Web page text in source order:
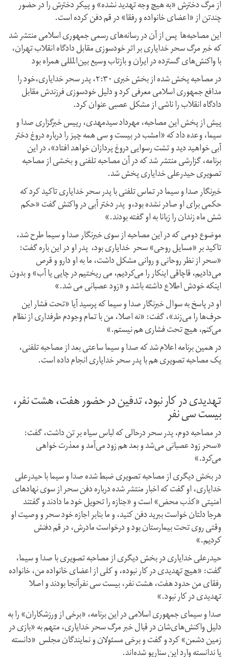
از مرگ دخترش «به هیچ وجه تهدید نشده‌» و پیکر دخترش را در حضور
چندتن از «اعضای خانواده و رفقا» در قم دفن کرده است.
این مصاحبه‌ها پس از آن در رسانه‌های رسمی جمهوری اسلامی منتشر شد
که خبر مرگ سحر خدایاری بر اثر خودسوزی مقابل دادگاه انقلاب تهران،
با واکنش‌های گسترده در ایران و بازتاب وسیع بین‌المللی همراه بود
در مصاحبه پخش شده از بخش خبری ۲:۳۰، پدر سحر خدایاری،خود را
مدافع جمهوری اسلامی معرفی کرد و دلیل خودسوزی فرزندش مقابل
دادگاه انقلاب را ناشی از مشکل عصبی عنوان کرد.
پیش از پخش این مصاحبه، مهرداد سیدمهدی، رییس خبرگزاری صدا و
سیما، وعده داد که «امشب در بیست و سی همه چیز را درباره دروغ دختر
آبی خواهید دید و تشت رسوایی دروغ پردازان خواهد افتاد»، در این
برنامه، گزارشی منتشر شد که در آن مصاحبه تلفنی و بخشی از مصاحبه
تصویری حیدرعلی خدایاری پخش شد.
خبرنگار صدا و سیما در تماس تلفنی با پدر سحر خدایاری تاکید کرد که
حکمی برای او صادر نشده بود،و پدر دختر آبی در واکنش گفت «حکم
شش ماه زندان را زبانا به او گفته بودند.»
موضوع دومی که در این مصاحبه از سوی خبرنگار صدا و سیما طرح شد،
تاکید بر «مسایل روحی» سحر خدایاری بود، پدر او در این باره گفت:
«سحر از نظر روحانی و روانی مشکل داشت، ما به او دارو و قرص
می‌دادیم، قاچاقی اینکار را می‌کردیم، می ریختیم در چایی یا آب» و بدون
اینکه خودش اطلاع داشته باشد و «زود عصبانی می شد.»
او در پاسخ به سوال خبرنگار صدا و سیما که پرسید آیا «تحت فشار این
حرف‌ها را می‌زند»، گفت: «نه اصلا، من با تمام وجودم طرفداری از نظام
می‌کنم، هیچ تحت فشاری هم نیستم.»
در همین برنامه اعلام شد که صدا و سیما ساعتی بعد از مصاحبه تلفنی،
یک مصاحبه تصویری هم با پدر سحر خدایاری انجام داده است.
تهدیدی در کار نبود، تدفین در حضور هفت، هشت نفر،
بیست سی نفر
در مصاحبه دوم، پدر سحر درحالی که لباس سیاه بر تن داشت، گفت:
«سحر زود عصبانی می‌شد و بعد هم زود می‌آمد و معذرت خواهی‌
می‌کرد.»
در بخش دیگری از مصاحبه تصویری ضبط شده صدا و سیما با حیدرعلی
خدایاری، او گفت که اخبار منتشر شده درباره دفن سحر از سوی نهادهای
امنیتی «کذب محض» است و «جنازه را تحویل خود ما دادند و گفتند
هرجا دلتان خواست ببرید دفن کنید، و ما بنابر اجازه خود سحر و وصیت او
وقتی روی تحت بیمارستان بود و درخواست مادرش، در قم دفنش
کردیم.»
حیدرعلی خدایاری در بخش دیگری از مصاحبه تصویری با صدا و سیما،
گفت: «هیچ تهدیدی در کار نبوده، و کلی از اعضای خانواده من، خانواده
رفقای من حدود هفت، هشت نفر، بیست سی نفرآنجا بودند و اصلا
تهدیدی در کار نبود.»
صدا و سیمای جمهوری اسلامی در این برنامه، «برخی از ورزشکاران» را به
دلیل واکنش‌های‌شان در قبال خبر مرگ سحر خدایاری، متهم به «بازی در
زمین دشمن» کرد و گفت و برخی مسئولان و نمایندگان مجلس «دانسته